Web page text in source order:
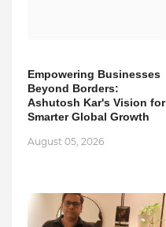
Empowering Businesses
Beyond Borders:
Ashutosh Kar's Vision for
Smarter Global Growth
August 05, 2026